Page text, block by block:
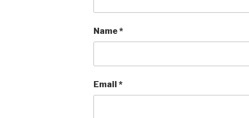
Name*
Email*